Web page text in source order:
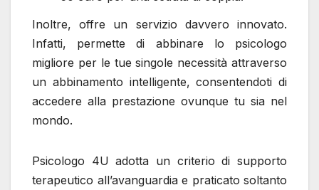
Inoltre, offre un servizio davvero innovato.
Infatti, permette di abbinare lo psicologo
migliore per le tue singole necessità attraverso
un abbinamento intelligente, consentendoti di
accedere alla prestazione ovunque tu sia nel
mondo.
Psicologo 4U adotta un criterio di supporto
terapeutico all’avanguardia e praticato soltanto